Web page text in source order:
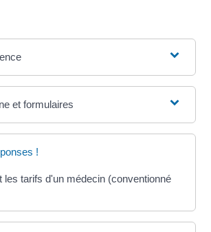
et formulaires
!
les tarifs d'un médecin (conventionné